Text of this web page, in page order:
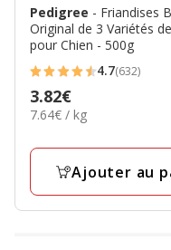
Pedigree - Friandises
Original de 3 Variétés
pour Chien - 500g
4.7
étoiles
avec
632
4.7(632)
Prix
3.82€
3.82€
7.64€
Kg
7.64€ / kg
Ajouter au